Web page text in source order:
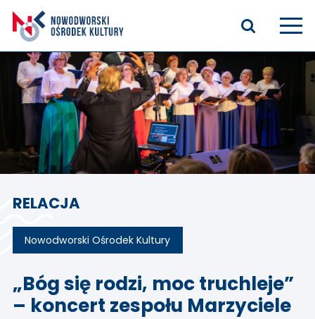
Aktualności
Kasyno Oficerskie
Bilety
Zajęcia stałe
Kontakt
RELACJA
Nowodworski Ośrodek Kultury
„Bóg się rodzi, moc truchleje”
– koncert zespołu Marzyciele